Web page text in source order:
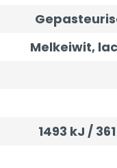
Melkeiwit,
1493 kJ /